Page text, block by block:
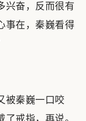
兴奋，反而很有
事在，秦巍看得
秦巍一口咬